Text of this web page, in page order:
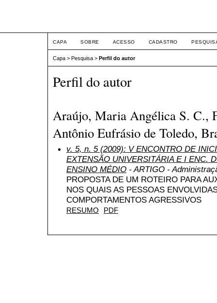
CAPA SOBRE ACESSO CADASTRO
Capa > Pesquisa > Perfil do autor
Perfil do autor
Araújo, Maria Angélica S. C.,
Antônio Eufrásio de Toledo,
v. 5, n. 5 (2009): V ENCONTRO DE
EXTENSÃO UNIVERSITÁRIA E I ENC.
ENSINO MÉDIO - ARTIGO -
PROPOSTA DE UM ROTEIRO PARA
NOS QUAIS AS PESSOAS
COMPORTAMENTOS AGRESSIVOS
RESUMO PDF